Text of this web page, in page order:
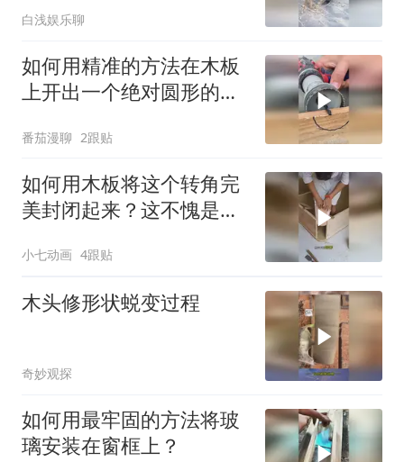
白浅娱乐聊
如何用精准的方法在木板
上开出一个绝对圆形的木
番茄漫聊 2跟贴
如何用木板将这个转角完
美封闭起来？这不愧是老
小七动画 4跟贴
木头修形状蜕变过程
奇妙观探
如何用最牢固的方法将玻
璃安装在窗框上？